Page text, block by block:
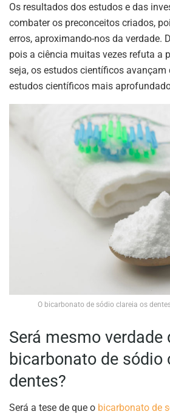
Os resultados dos estudos e das
combater os preconceitos criados,
erros, aproximando-nos da verdade.
pois a ciência muitas vezes refuta a
seja, os estudos científicos avançam
estudos científicos mais
O bicarbonato de sódio clareia os
Será mesmo verdade
bicarbonato de sódio
dentes?
Será a tese de que o bicarbonato de